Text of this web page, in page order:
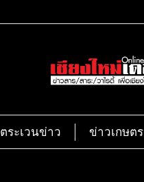
ตระเวนข่าว ข่าวเกษตร